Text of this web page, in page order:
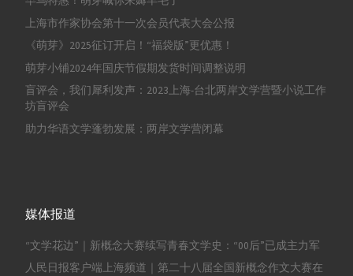
上海市作家协会第十一次会员代表大会公报
《萌芽》2025征订开启！“福袋版”更优惠！
萌芽小铺2024年国庆节假期发货时间调整说明
盲评会，我们犀利发声：2023上海-台北两岸文学营暨小说工作
坊盲评会
助力华语文学蓬勃发展：两岸文学营闭幕
媒体报道
“文学花边”｜新概念大赛续写青春文学史：“00后”已成主力军
人民日报客户端上海频道｜第二十八届全国新概念作文大赛在